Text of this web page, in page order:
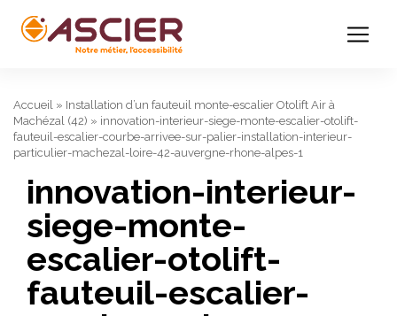
Accueil » Installation d’un fauteuil monte-escalier Otolift Air à
Machézal (42) » innovation-interieur-siege-monte-escalier-otolift-
fauteuil-escalier-courbe-arrivee-sur-palier-installation-interieur-
particulier-machezal-loire-42-auvergne-rhone-alpes-1
innovation-interieur-
siege-monte-
escalier-otolift-
fauteuil-escalier-